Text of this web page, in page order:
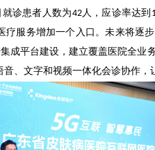
诊患者人数为42人，应诊率达到
疗服务增加一个入口。未来将逐
成平台建设，建立覆盖医院全业
、文字和视频一体化会诊协作，